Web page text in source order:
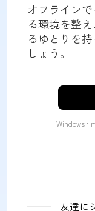
オフライン
る環境を整
るゆとりを
しょう。
Windows •
友達に